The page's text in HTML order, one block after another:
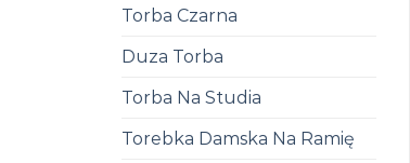
Torba Czarna
Duza Torba
Torba Na Studia
Torebka Damska Na Ramię